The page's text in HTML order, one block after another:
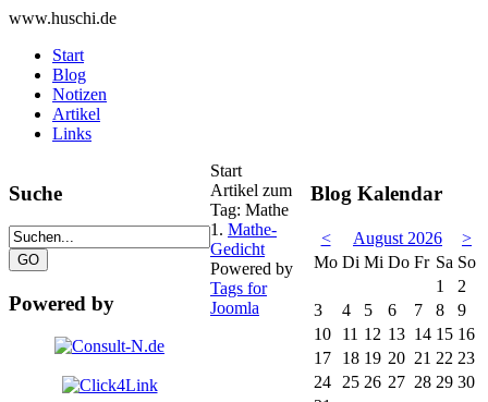
www.huschi.de
Start
Blog
Notizen
Artikel
Links
Suche
Powered by
Start
Artikel zum
Tag: Mathe
1. Mathe-
Gedicht
Powered by
Tags for
Joomla
Blog Kalendar
< August 2026
>
Mo Di Mi Do Fr Sa So
1
2
3
4 5 6 7 8
9
10
11 12 13 14 15 16
17
18 19 20 21 22 23
24 25 26 27 28 29 30